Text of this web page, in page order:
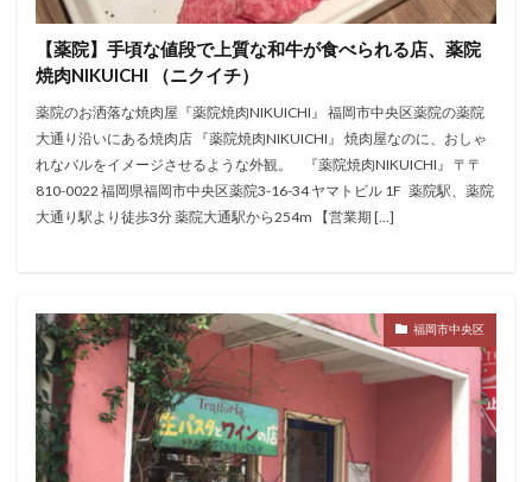
【薬院】手頃な値段で上質な和牛が食べられる店、薬院
焼肉NIKUICHI （ニクイチ）
薬院のお洒落な焼肉屋『薬院焼肉NIKUICHI』 福岡市中央区薬院の薬院
大通り沿いにある焼肉店 『薬院焼肉NIKUICHI』 焼肉屋なのに、おしゃ
れなバルをイメージさせるような外観。 『薬院焼肉NIKUICHI』 〒〒
810-0022 福岡県福岡市中央区薬院3-16-34 ヤマトビル 1F 薬院駅、薬院
大通り駅より徒歩3分 薬院大通駅から254m 【営業期 […]
福岡市中央区